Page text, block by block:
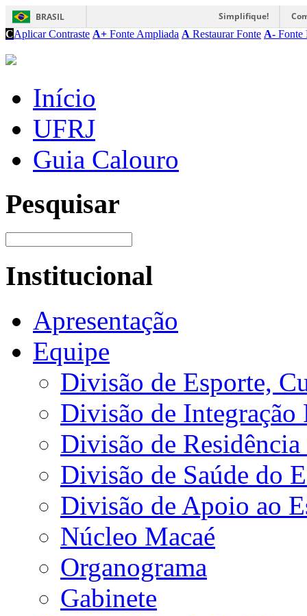
BRASIL Simplifique!
CAplicar Contraste A+ Fonte Ampliada A Restaurar Fonte A- Fonte
Início
UFRJ
Guia Calouro
Pesquisar
Institucional
Apresentação
Equipe
Divisão de Esporte,
Divisão de Integração
Divisão de
Divisão de Saúde do
Divisão de Apoio ao
Núcleo Macaé
Organograma
Gabinete